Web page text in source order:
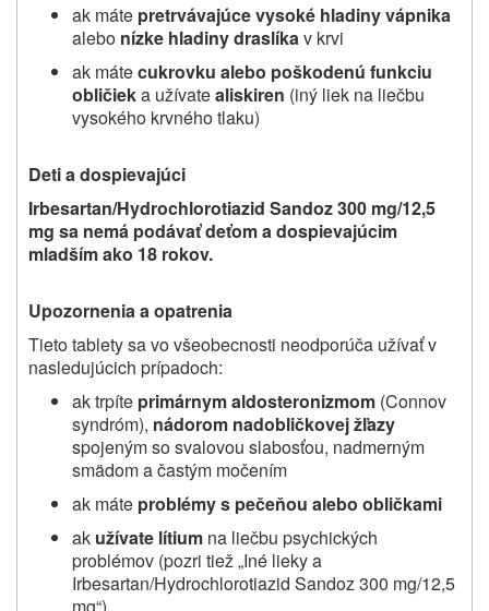
ak máte pretrvávajúce vysoké hladiny vápnika
alebo nízke hladiny draslíkav krvi
ak mátecukrovku alebo poškodenú funkciu
obličieka užívatealiskiren (iný liek na liečbu
vysokého krvného tlaku)
Deti a dospievajúci
Irbesartan/Hydrochlorotiazid Sandoz 300 mg/12,5
mg sa nemá podávať deťom a dospievajúcim
mladším ako 18 rokov.
Upozornenia a opatrenia
Tieto tablety sa vo všeobecnosti neodporúča užívať v
nasledujúcich prípadoch:
ak trpíte primárnym aldosteronizmom (Connov
syndróm), nádorom nadobličkovej žľazy
spojeným so svalovou slabosťou, nadmerným
smädom a častým močením
ak máte problémy s pečeňou alebo obličkami
ak užívate lítium na liečbu psychických
problémov (pozri tiež „Iné lieky a
Irbesartan/Hydrochlorotiazid Sandoz 300 mg/12,5